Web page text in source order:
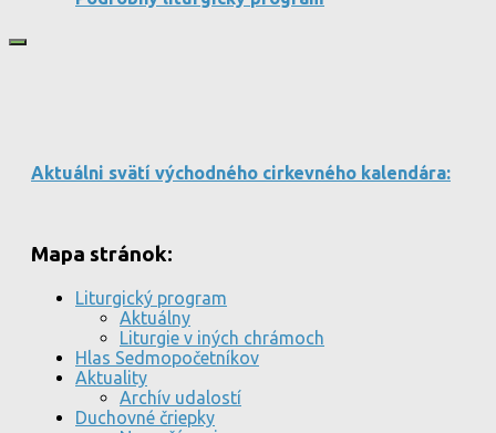
Aktuálni svätí východného cirkevného kalendára:
Mapa stránok:
Liturgický program
Aktuálny
Liturgie v iných chrámoch
Hlas Sedmopočetníkov
Aktuality
Archív udalostí
Duchovné čriepky